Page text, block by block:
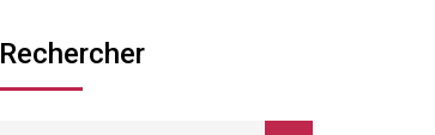
Rechercher